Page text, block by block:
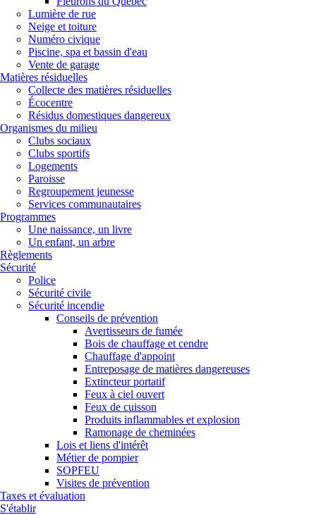
Lumière de rue
Neige et toiture
Numéro civique
Piscine, spa et bassin d'eau
Vente de garage
Matières résiduelles
Collecte des matières résiduelles
Écocentre
Résidus domestiques dangereux
Organismes du milieu
Clubs sociaux
Clubs sportifs
Logements
Paroisse
Regroupement jeunesse
Services communautaires
Programmes
Une naissance, un livre
Un enfant, un arbre
Règlements
Sécurité
Police
Sécurité civile
Sécurité incendie
Conseils de prévention
Avertisseurs de fumée
Bois de chauffage et cendre
Chauffage d'appoint
Entreposage de matières dangereuses
Extincteur portatif
Feux à ciel ouvert
Feux de cuisson
Produits inflammables et explosion
Ramonage de cheminées
Lois et liens d'intérêt
Métier de pompier
SOPFEU
Visites de prévention
Taxes et évaluation
S'établir